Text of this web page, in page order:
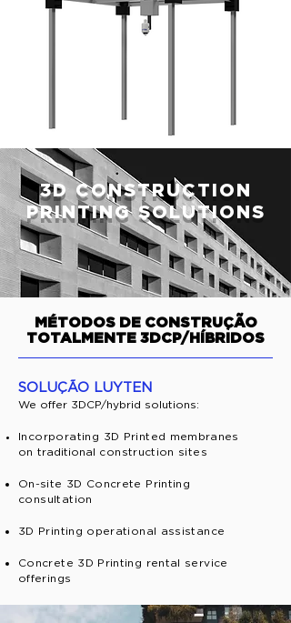
3D CONSTRUCTION
PRINTING SOLUTIONS
MÉTODOS DE CONSTRUÇÃO
TOTALMENTE 3DCP/HÍBRIDOS
SOLUÇÃO LUYTEN
We offer 3DCP/hybrid solutions:
Incorporating 3D Printed membranes
ontraditional construction sites
On-site 3D Concrete Printing
consultation
3D Printing operational assistance
Concrete 3D Printing rental service
offerings